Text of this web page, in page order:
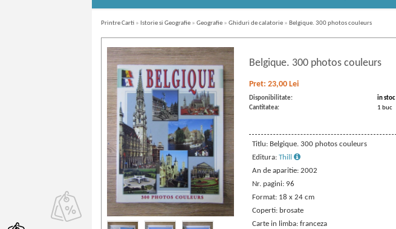
Printre Carti » Istorie si Geografie » Geografie » Ghiduri de calatorie » Belgique. 300 photos couleurs
Belgique. 300 photos couleurs
Pret: 23,00 Lei
Disponibilitate:
in stoc
Cantitatea:
1 buc
Titlu: Belgique. 300 photos couleurs
Editura: Thill
An de aparitie: 2002
Nr. pagini: 96
Format: 18 x 24 cm
Coperti: brosate
Carte in limba: franceza